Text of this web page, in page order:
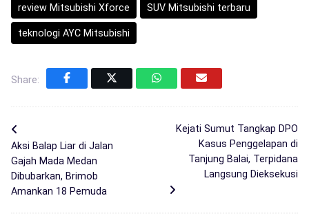
review Mitsubishi Xforce SUV Mitsubishi terbaru
teknologi AYC Mitsubishi
Share:
Aksi Balap Liar di Jalan
Gajah Mada Medan
Dibubarkan, Brimob
Amankan 18 Pemuda
Kejati Sumut Tangkap DPO
Kasus Penggelapan di
Tanjung Balai, Terpidana
Langsung Dieksekusi